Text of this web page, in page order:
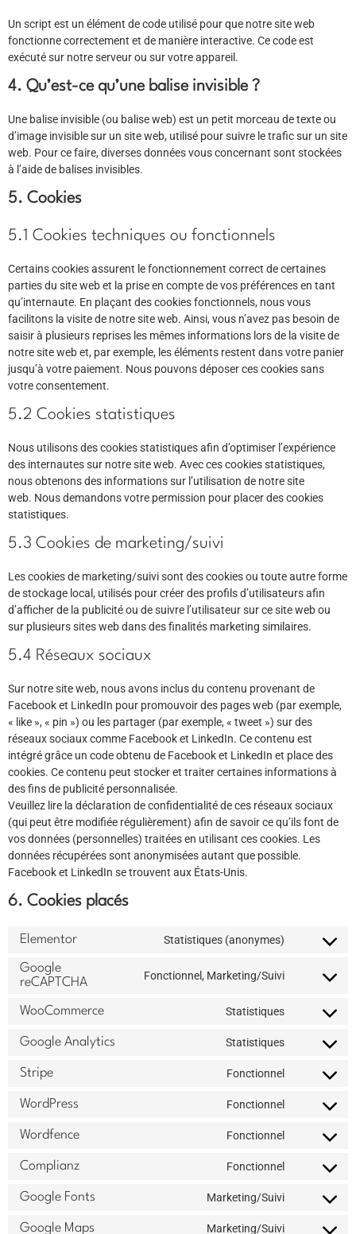
Un script est un élément de code utilisé pour que notre site web
fonctionne correctement et de manière interactive. Ce code est
exécuté sur notre serveur ou sur votre appareil.
4. Qu’est-ce qu’une balise invisible ?
Une balise invisible (ou balise web) est un petit morceau de texte ou
d’image invisible sur un site web, utilisé pour suivre le trafic sur un site
web. Pour ce faire, diverses données vous concernant sont stockées
à l’aide de balises invisibles.
5. Cookies
5.1 Cookies techniques ou fonctionnels
Certains cookies assurent le fonctionnement correct de certaines
parties du site web et la prise en compte de vos préférences en tant
qu’internaute. En plaçant des cookies fonctionnels, nous vous
facilitons la visite de notre site web. Ainsi, vous n’avez pas besoin de
saisir à plusieurs reprises les mêmes informations lors de la visite de
notre site web et, par exemple, les éléments restent dans votre panier
jusqu’à votre paiement. Nous pouvons déposer ces cookies sans
votre consentement.
5.2 Cookies statistiques
Nous utilisons des cookies statistiques afin d’optimiser l’expérience
des internautes sur notre site web. Avec ces cookies statistiques,
nous obtenons des informations sur l’utilisation de notre site
web. Nous demandons votre permission pour placer des cookies
statistiques.
5.3 Cookies de marketing/suivi
Les cookies de marketing/suivi sont des cookies ou toute autre forme
de stockage local, utilisés pour créer des profils d’utilisateurs afin
d’afficher de la publicité ou de suivre l’utilisateur sur ce site web ou
sur plusieurs sites web dans des finalités marketing similaires.
5.4 Réseaux sociaux
Sur notre site web, nous avons inclus du contenu provenant de
Facebook et LinkedIn pour promouvoir des pages web (par exemple,
« like », « pin ») ou les partager (par exemple, « tweet ») sur des
réseaux sociaux comme Facebook et LinkedIn. Ce contenu est
intégré grâce un code obtenu de Facebook et LinkedIn et place des
cookies. Ce contenu peut stocker et traiter certaines informations à
des fins de publicité personnalisée.
Veuillez lire la déclaration de confidentialité de ces réseaux sociaux
(qui peut être modifiée régulièrement) afin de savoir ce qu’ils font de
vos données (personnelles) traitées en utilisant ces cookies. Les
données récupérées sont anonymisées autant que possible.
Facebook et LinkedIn se trouvent aux États-Unis.
6. Cookies placés
Elementor Statistiques (anonymes)
Google
reCAPTCHA
Fonctionnel, Marketing/Suivi
WooCommerce Statistiques
Google Analytics Statistiques
Stripe Fonctionnel
WordPress Fonctionnel
Wordfence Fonctionnel
Complianz Fonctionnel
Google Fonts Marketing/Suivi
Google Maps Marketing/Suivi